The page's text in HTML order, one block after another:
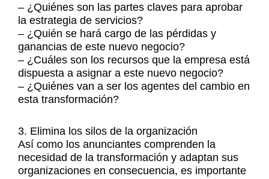
– ¿Quiénes son las partes claves para aprobar
la estrategia de servicios?
– ¿Quién se hará cargo de las pérdidas y
ganancias de este nuevo negocio?
– ¿Cuáles son los recursos que la empresa está
dispuesta a asignar a este nuevo negocio?
– ¿Quiénes van a ser los agentes del cambio en
esta transformación?
3. Elimina los silos de la organización
Así como los anunciantes comprenden la
necesidad de la transformación y adaptan sus
organizaciones en consecuencia, es importante